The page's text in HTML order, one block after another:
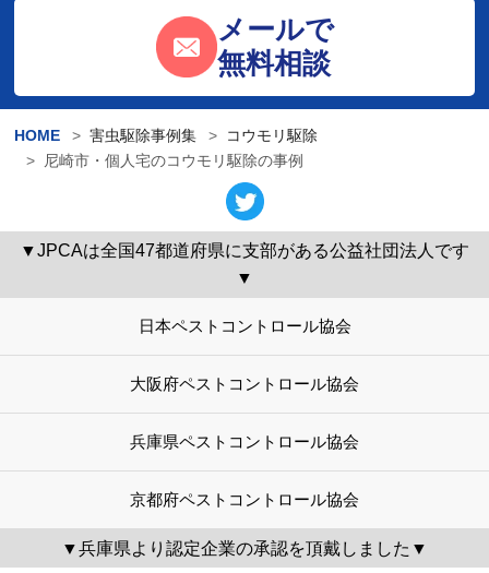
メールで
無料相談
HOME 害虫駆除事例集
コウモリ駆除
尼崎市・個人宅のコウモリ駆除の事例
▼JPCAは全国47都道府県に支部がある公益社団法人です
▼
日本ペストコントロール協会
大阪府ペストコントロール協会
兵庫県ペストコントロール協会
京都府ペストコントロール協会
▼兵庫県より認定企業の承認を頂戴しました▼